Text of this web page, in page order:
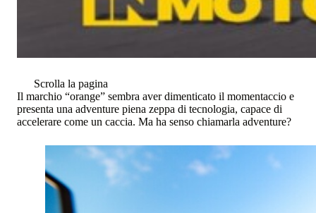
Scrolla la pagina
Il marchio “orange” sembra aver dimenticato il momentaccio e
presenta una adventure piena zeppa di tecnologia, capace di
accelerare come un caccia. Ma ha senso chiamarla adventure?